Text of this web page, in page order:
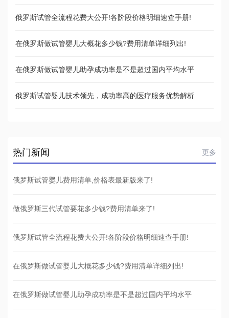
俄罗斯试管全流程花费大公开!各阶段价格明细速查手册!
在俄罗斯做试管婴儿大概花多少钱?费用清单详细列出!
在俄罗斯做试管婴儿助孕成功率是不是超过国内平均水平
俄罗斯试管婴儿技术领先，成功率高的医疗服务优势解析
热门新闻 更多
俄罗斯试管婴儿费用清单,价格表最新版来了!
做俄罗斯三代试管要花多少钱?费用清单来了!
俄罗斯试管全流程花费大公开!各阶段价格明细速查手册!
在俄罗斯做试管婴儿大概花多少钱?费用清单详细列出!
在俄罗斯做试管婴儿助孕成功率是不是超过国内平均水平